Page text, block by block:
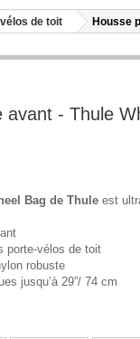
de toit Housse
- Thule
Bag de Thule est
porte-vélos de toit
robuste
jusqu’à 29”/ 74 cm